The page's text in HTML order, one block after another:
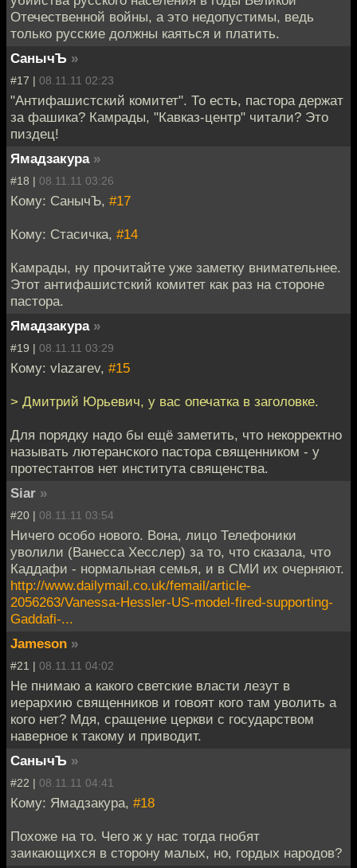
Отечественной войны, а это недопустимы, ведь
только русские должны каяться и платить.
СанычЪ »
#17 | 08.11.11 02:23
"Антифашистский комитет". То есть, пастора держат
за фашика? Камрады, "Кавказ-центр" читали? Это
пиздец!
Ямадзакура »
#18 | 08.11.11 03:26
Кому: СанычЪ, #17
Кому: Стасичка, #14
Камрады, ну прочитайте уже заметку внимательнее.
Этот антифашистский комитет как раз на стороне
пастора.
Ямадзакура »
#19 | 08.11.11 03:29
Кому: vlazarev, #15
> Дмитрий Юрьевич, у вас опечатка в заголовке.
Для порядку надо бы ещё заметить, что некорректно
называть лютеранского пастора священником - у
протестантов нет института священства.
Siar »
#20 | 08.11.11 03:54
Ничего особо нового. Вона, лицо Телефоники
уволили (Ванесса Хесслер) за то, что сказала, что
Каддафи - нормальная семья, и в СМИ их очерняют.
http://www.dailymail.co.uk/femail/article-
2056263/Vanessa-Hessler-US-model-fired-supporting-
Gaddafi-...
Jameson »
#21 | 08.11.11 04:02
Не пнимаю а какого светские власти лезут в
иерархию священников и говоят кого там уволить а
кого нет? Мдя, сращение церкви с государством
наверное к такому и приводит.
СанычЪ »
#22 | 08.11.11 04:41
Кому: Ямадзакура, #18
Похоже на то. Чего ж у нас тогда гнобят
заикающихся в сторону малых, но, гордых народов?